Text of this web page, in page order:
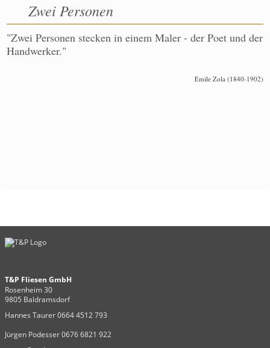
Zwei Personen
"Zwei Personen stecken in einem Maler - der Poet und der
Handwerker."
Emile Zola (1840-1902)
T&P Fliesen GmbH
Rosenheim 30
9805 Baldramsdorf
Hannes Taurer 0664 4512 793
Jürgen Podesser 0676 6821 922